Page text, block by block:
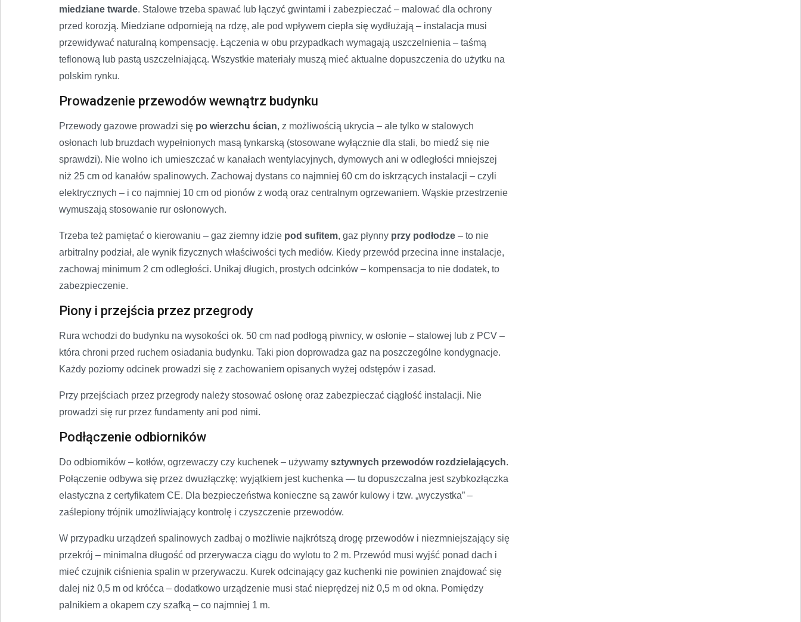
miedziane twarde. Stalowe trzeba spawać lub łączyć gwintami i zabezpieczać – malować dla ochrony
przed korozją. Miedziane odpornieją na rdzę, ale pod wpływem ciepła się wydłużają – instalacja musi
przewidywać naturalną kompensację. Łączenia w obu przypadkach wymagają uszczelnienia – taśmą
teflonową lub pastą uszczelniającą. Wszystkie materiały muszą mieć aktualne dopuszczenia do użytku na
polskim rynku.
Prowadzenie przewodów wewnątrz budynku
Przewody gazowe prowadzi się po wierzchu ścian, z możliwością ukrycia – ale tylko w stalowych
osłonach lub bruzdach wypełnionych masą tynkarską (stosowane wyłącznie dla stali, bo miedź się nie
sprawdzi). Nie wolno ich umieszczać w kanałach wentylacyjnych, dymowych ani w odległości mniejszej
niż 25 cm od kanałów spalinowych. Zachowaj dystans co najmniej 60 cm do iskrzących instalacji – czyli
elektrycznych – i co najmniej 10 cm od pionów z wodą oraz centralnym ogrzewaniem. Wąskie przestrzenie
wymuszają stosowanie rur osłonowych.
Trzeba też pamiętać o kierowaniu – gaz ziemny idzie pod sufitem, gaz płynny przy podłodze – to nie
arbitralny podział, ale wynik fizycznych właściwości tych mediów. Kiedy przewód przecina inne instalacje,
zachowaj minimum 2 cm odległości. Unikaj długich, prostych odcinków – kompensacja to nie dodatek, to
zabezpieczenie.
Piony i przejścia przez przegrody
Rura wchodzi do budynku na wysokości ok. 50 cm nad podłogą piwnicy, w osłonie – stalowej lub z PCV –
która chroni przed ruchem osiadania budynku. Taki pion doprowadza gaz na poszczególne kondygnacje.
Każdy poziomy odcinek prowadzi się z zachowaniem opisanych wyżej odstępów i zasad.
Przy przejściach przez przegrody należy stosować osłonę oraz zabezpieczać ciągłość instalacji. Nie
prowadzi się rur przez fundamenty ani pod nimi.
Podłączenie odbiorników
Do odbiorników – kotłów, ogrzewaczy czy kuchenek – używamy sztywnych przewodów rozdzielających.
Połączenie odbywa się przez dwuzłączkę; wyjątkiem jest kuchenka — tu dopuszczalna jest szybkozłączka
elastyczna z certyfikatem CE. Dla bezpieczeństwa konieczne są zawór kulowy i tzw. „wyczystka” –
zaślepiony trójnik umożliwiający kontrolę i czyszczenie przewodów.
W przypadku urządzeń spalinowych zadbaj o możliwie najkrótszą drogę przewodów i niezmniejszający się
przekrój – minimalna długość od przerywacza ciągu do wylotu to 2 m. Przewód musi wyjść ponad dach i
mieć czujnik ciśnienia spalin w przerywaczu. Kurek odcinający gaz kuchenki nie powinien znajdować się
dalej niż 0,5 m od króćca – dodatkowo urządzenie musi stać nieprędzej niż 0,5 m od okna. Pomiędzy
palnikiem a okapem czy szafką – co najmniej 1 m.